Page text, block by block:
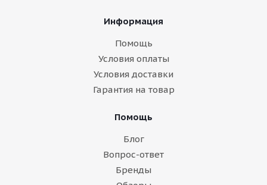
Информация
Помощь
Условия оплаты
Условия доставки
Гарантия на товар
Помощь
Блог
Вопрос-ответ
Бренды